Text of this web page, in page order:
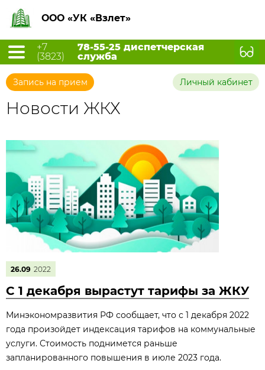
ООО «УК «Взлет»
+7
(3823)
78-55-25 диспетчерская
служба
Запись на прием Личный кабинет
Новости ЖКХ
26.09 2022
С 1 декабря вырастут тарифы за ЖКУ
Минэкономразвития РФ сообщает, что с 1 декабря 2022
года произойдет индексация тарифов на коммунальные
услуги. Стоимость поднимется раньше
запланированного повышения в июле 2023 года.